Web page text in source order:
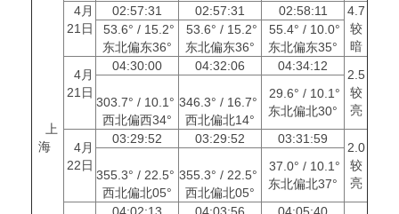
上
海
4月
21日
02:57:31 02:57:31 02:58:11
4.7
较
暗
53.6° / 15.2°
东北偏东36°
53.6° / 15.2°
东北偏东36°
55.4° / 10.0°
东北偏东35°
4月
21日
04:30:00 04:32:06 04:34:12
2.5
较
亮
303.7° / 10.1°
西北偏西34°
346.3° / 16.7°
西北偏北14°
29.6° / 10.1°
东北偏北30°
4月
22日
03:29:52 03:29:52 03:31:59
2.0
较
亮
355.3° / 22.5°
西北偏北05°
355.3° / 22.5°
西北偏北05°
37.0° / 10.1°
东北偏北37°
04:02:13 04:03:56 04:05:40